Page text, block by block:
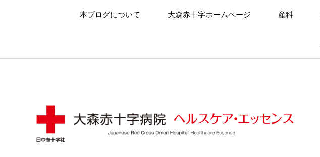
本ブログについて 大森赤十字ホームページ 産科